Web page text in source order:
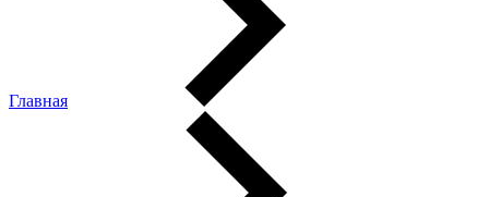
Главная